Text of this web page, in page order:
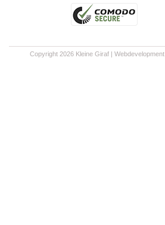
Copyright 2026 Kleine Giraf | Webdevelopment